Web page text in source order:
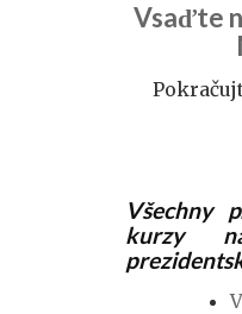
Vsaďte
Všechny
kurzy